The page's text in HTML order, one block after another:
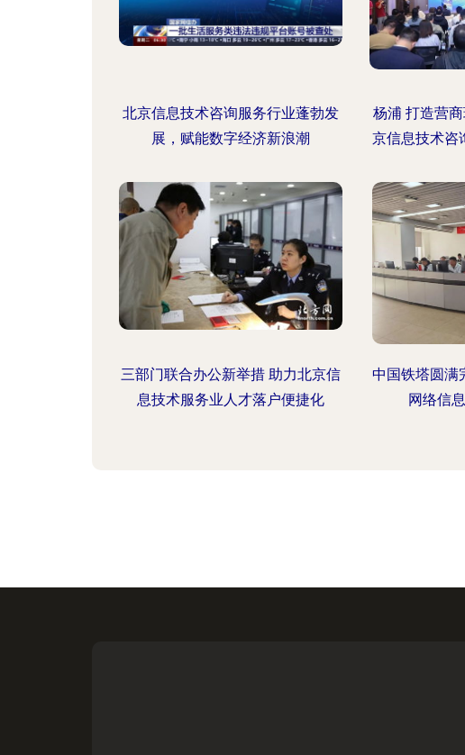
北京信息技术咨询服务行业蓬勃发
展，赋能数字经济新浪潮
杨浦 打造营
京信息技术咨
三部门联合办公新举措 助力北京信
息技术服务业人才落户便捷化
中国铁塔圆满
网络信